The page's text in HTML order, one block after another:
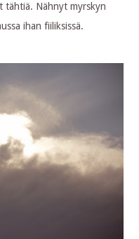
tähtiä. Nähnyt myrskyn
ihan fiiliksissä.